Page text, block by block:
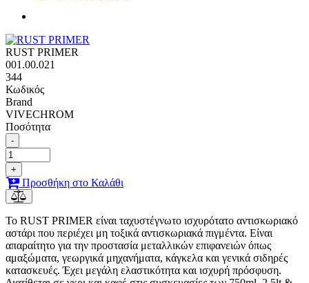
RUST PRIMER
001.00.021
344
Κωδικός
Brand
VIVECHROM
Ποσότητα
-
+
Προσθήκη στο Καλάθι
Το RUST PRIMER είναι ταχυστέγνωτο ισχυρότατο αντισκωριακό
αστάρι που περιέχει μη τοξικά αντισκωριακά πιγμέντα. Είναι
απαραίτητο για την προστασία μεταλλικών επιφανειών όπως
αμαξώματα, γεωργικά μηχανήματα, κάγκελα και γενικά σιδηρές
κατασκευές. Έχει μεγάλη ελαστικότητα και ισχυρή πρόσφυση.